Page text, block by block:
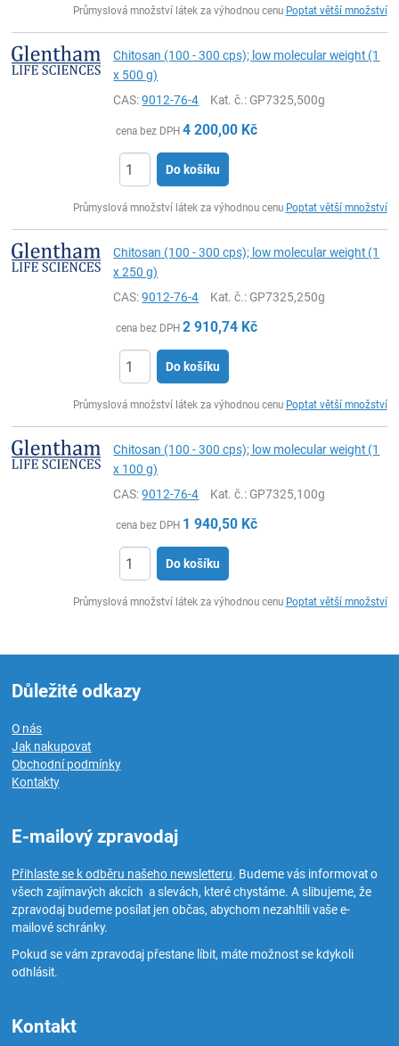
Průmyslová množství látek za výhodnou cenu Poptat větší množství
Chitosan (100 - 300 cps); low molecular weight (1
x 500 g)
CAS:9012-76-4 Kat. č.: GP7325,500g
cena bez DPH 4 200,00 Kč
Do košíku
Průmyslová množství látek za výhodnou cenu Poptat větší množství
Chitosan (100 - 300 cps); low molecular weight (1
x 250 g)
CAS:9012-76-4 Kat. č.: GP7325,250g
cena bez DPH 2 910,74 Kč
Do košíku
Průmyslová množství látek za výhodnou cenu Poptat větší množství
Chitosan (100 - 300 cps); low molecular weight (1
x 100 g)
CAS:9012-76-4 Kat. č.: GP7325,100g
cena bez DPH 1 940,50 Kč
Do košíku
Průmyslová množství látek za výhodnou cenu Poptat větší množství
Důležité odkazy
O nás
Jak nakupovat
Obchodní podmínky
Kontakty
E-mailový zpravodaj
Přihlaste se k odběru našeho newsletteru. Budeme vás informovat o
všech zajímavých akcích a slevách, které chystáme. A slibujeme, že
zpravodaj budeme posílat jen občas, abychom nezahltili vaše e-
mailové schránky.
Pokud se vám zpravodaj přestane líbit, máte možnost se kdykoli
odhlásit.
Kontakt